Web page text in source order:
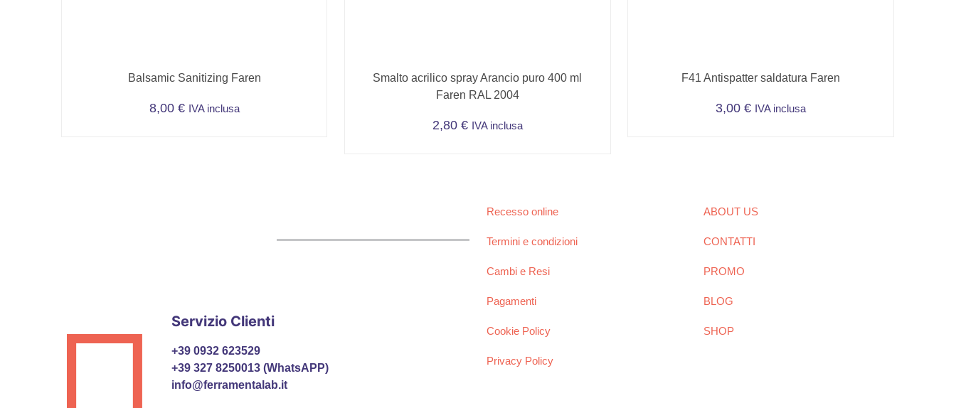
Balsamic Sanitizing Faren
8,00 € IVA inclusa
Smalto acrilico spray Arancio puro 400 ml
Faren RAL 2004
2,80 € IVA inclusa
F41 Antispatter saldatura Faren
3,00€ IVA inclusa
Servizio Clienti
+39 0932 623529
+39 327 8250013 (WhatsAPP)
info@ferramentalab.it
Recesso online
Termini e condizioni
Cambi e Resi
Pagamenti
Cookie Policy
Privacy Policy
ABOUT US
CONTATTI
PROMO
BLOG
SHOP